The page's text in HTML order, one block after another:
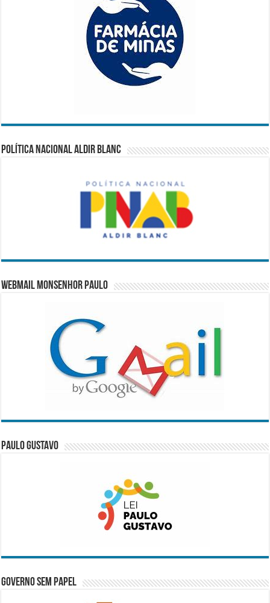
Política Nacional Aldir Blanc
WebMail Monsenhor Paulo
Paulo Gustavo
Governo Sem Papel